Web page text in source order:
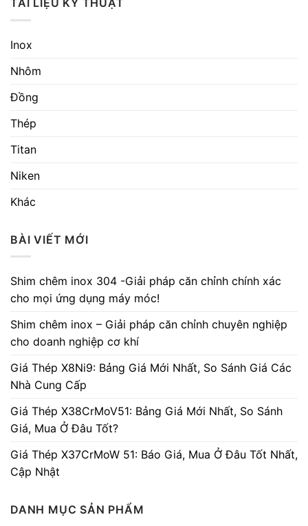
TÀI LIỆU KỸ THUẬT
Inox
Nhôm
Đồng
Thép
Titan
Niken
Khác
BÀI VIẾT MỚI
Shim chêm inox 304 -Giải pháp căn chỉnh chính xác
cho mọi ứng dụng máy móc!
Shim chêm inox – Giải pháp căn chỉnh chuyên nghiệp
cho doanh nghiệp cơ khí
Giá Thép X8Ni9: Bảng Giá Mới Nhất, So Sánh Giá Các
Nhà Cung Cấp
Giá Thép X38CrMoV51: Bảng Giá Mới Nhất, So Sánh
Giá, Mua Ở Đâu Tốt?
Giá Thép X37CrMoW 51: Báo Giá, Mua Ở Đâu Tốt Nhất,
Cập Nhật
DANH MỤC SẢN PHẨM